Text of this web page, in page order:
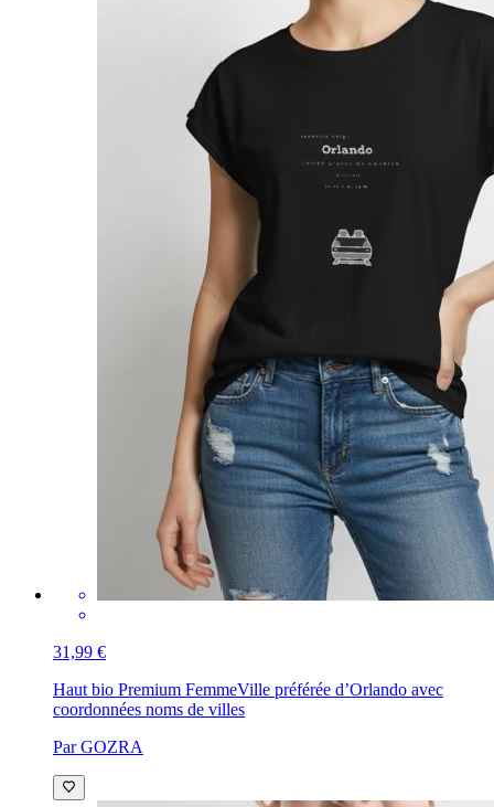
31,99 €
Haut bio Premium FemmeVille préférée d’Orlando avec
coordonnées noms de villes
Par GOZRA